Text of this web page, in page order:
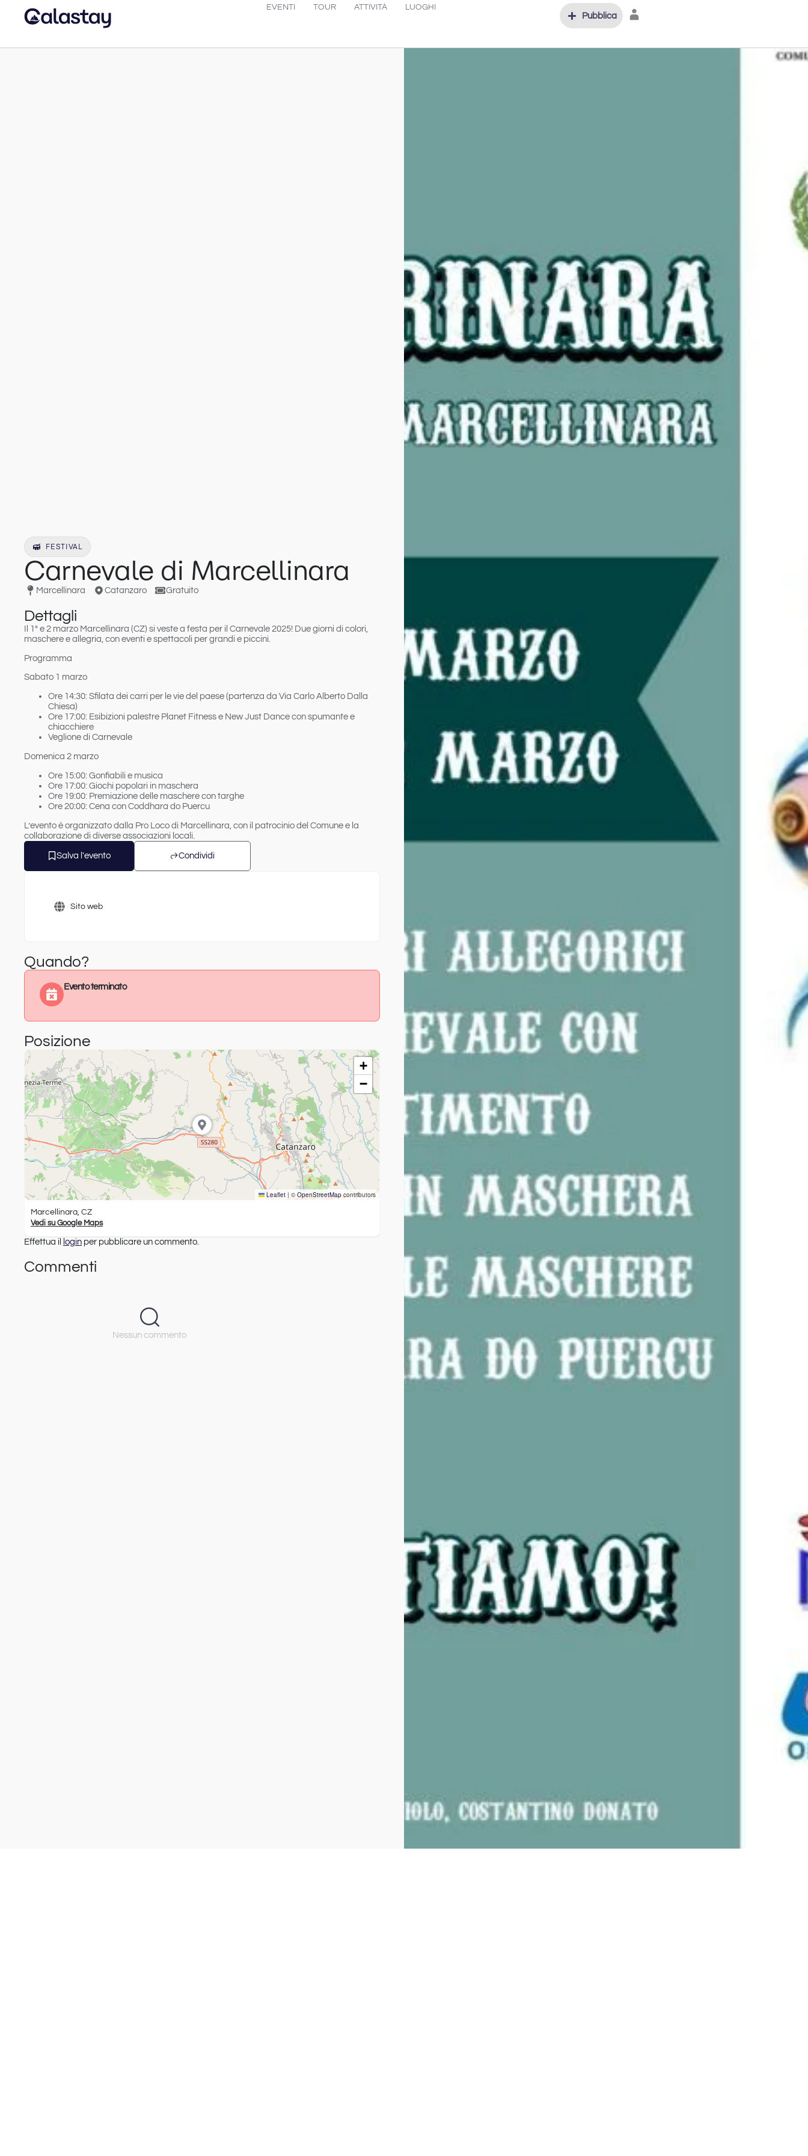
EVENTI TOUR ATTIVITÀ LUOGHI
Pubblica
FESTIVAL
Carnevale di Marcellinara
Marcellinara Catanzaro Gratuito
Dettagli
Il 1° e 2 marzo Marcellinara (CZ) si veste a festa per il Carnevale 2025! Due giorni di colori,
maschere e allegria, con eventi e spettacoli per grandi e piccini.
Programma
Sabato 1 marzo
Ore 14:30: Sfilata dei carri per le vie del paese (partenza da Via Carlo Alberto Dalla
Chiesa)
Ore 17:00: Esibizioni palestre Planet Fitness e New Just Dance con spumante e
chiacchiere
Veglione di Carnevale
Domenica 2 marzo
Ore 15:00: Gonfiabili e musica
Ore 17:00: Giochi popolari in maschera
Ore 19:00: Premiazione delle maschere con targhe
Ore 20:00: Cena con Coddhara do Puercu
L’evento è organizzato dalla Pro Loco di Marcellinara, con il patrocinio del Comune e la
collaborazione di diverse associazioni locali.
Salva l'evento Condividi
Sito web
Quando?
Evento terminato
Posizione
+
−
Leaflet | ©OpenStreetMapcontributors
Marcellinara, CZ
Vedi su Google Maps
Effettua il login per pubblicare un commento.
Commenti
Nessun commento